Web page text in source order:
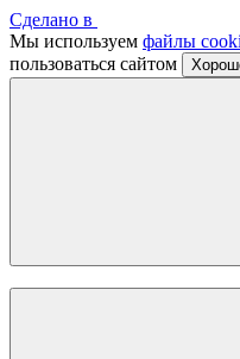
Сделано в
Мы используем файлы
пользоваться сайтом